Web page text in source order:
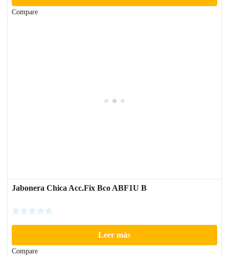
Compare
Jabonera Chica Acc.Fix Bco ABF1U B
Leer más
Compare